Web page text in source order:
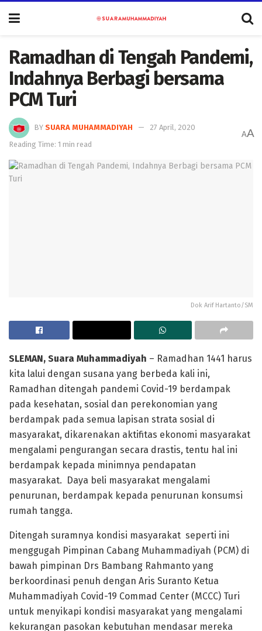
Ramadhan di Tengah Pandemi,
Indahnya Berbagi bersama
PCM Turi
BY SUARA MUHAMMADIYAH
27 April, 2020
Reading Time: 1 min read
AA
Dok Arif Hartanto/SM
SLEMAN, Suara Muhammadiyah – Ramadhan 1441 harus
kita lalui dengan susana yang berbeda kali ini,
Ramadhan ditengah pandemi Covid-19 berdampak
pada kesehatan, sosial dan perekonomian yang
berdampak pada semua lapisan strata sosial di
masyarakat, dikarenakan aktifitas ekonomi masyarakat
mengalami pengurangan secara drastis, tentu hal ini
berdampak kepada minimnya pendapatan
masyarakat. Daya beli masyarakat mengalami
penurunan, berdampak kepada penurunan konsumsi
rumah tangga.
Ditengah suramnya kondisi masyarakat seperti ini
menggugah Pimpinan Cabang Muhammadiyah (PCM) di
bawah pimpinan Drs Bambang Rahmanto yang
berkoordinasi penuh dengan Aris Suranto Ketua
Muhammadiyah Covid-19 Commad Center (MCCC) Turi
untuk menyikapi kondisi masyarakat yang mengalami
kekurangan pasokan kebutuhan mendasar mereka